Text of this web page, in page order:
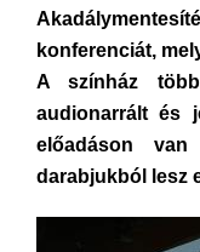
konferenciát,
A színház
audionarrált és
előadáson
darabjukból lesz